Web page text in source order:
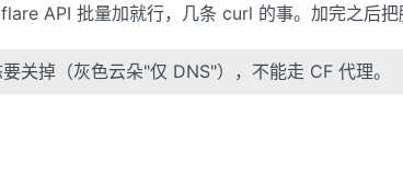
API 批量加就行，几条 curl 的事。加完之后把
关掉（灰色云朵"仅 DNS"），不能走 CF 代理。